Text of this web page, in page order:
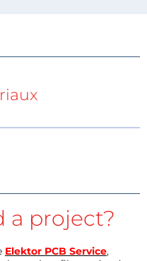
a project?
Elektor PCB Service,